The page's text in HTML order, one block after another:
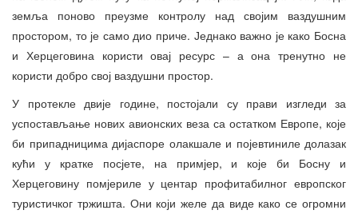
земља поново преузме контролу над својим ваздушним
простором, то је само дио приче. Једнако важно је како Босна
и Херцеговина користи овај ресурс – а она тренутно не
користи добро свој ваздушни простор.
У протекле двије године, постојали су прави изгледи за
успостављање нових авионских веза са остатком Европе, које
би припадницима дијаспоре олакшале и појевтиниле долазак
кући у кратке посјете, на примјер, и које би Босну и
Херцеговину помјериле у центар профитабилног европског
туристичког тржишта. Они који желе да виде како се огромни